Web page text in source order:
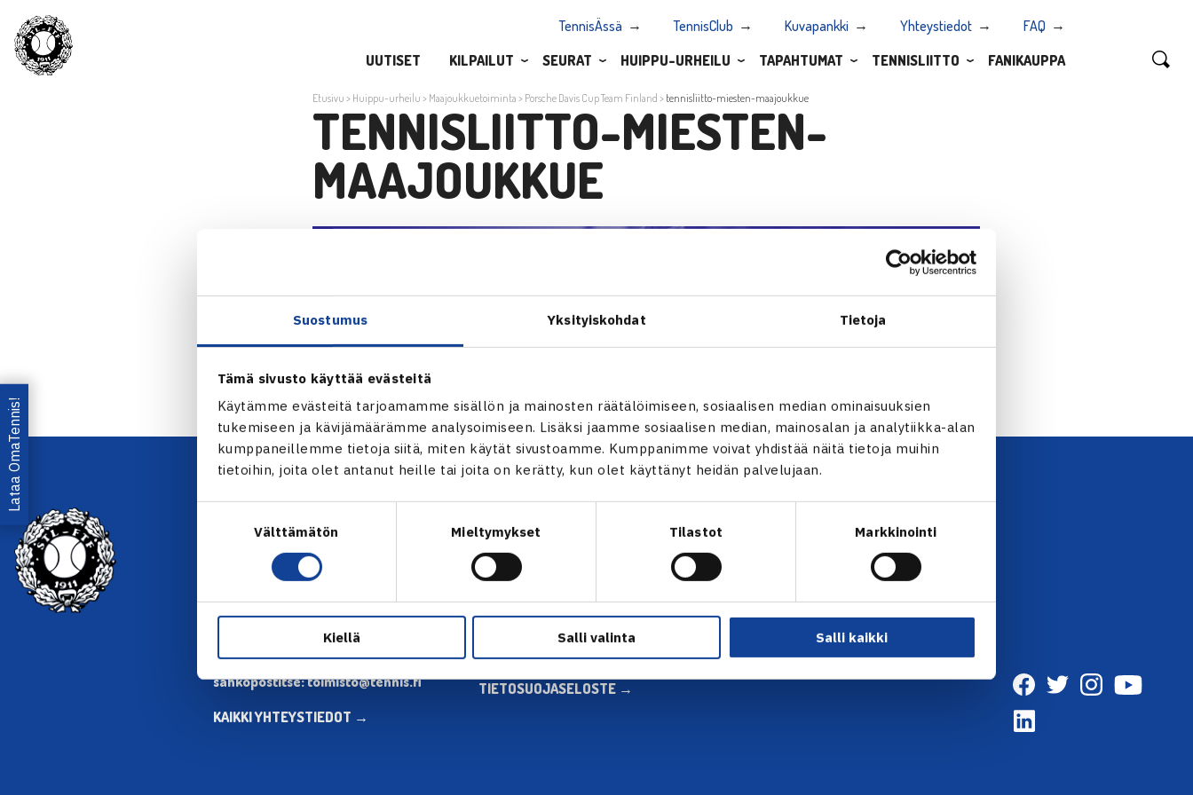
Suostumus Yksityiskohdat Tietoja
Tämä sivusto käyttää evästeitä
Käytämme evästeitä tarjoamamme sisällön ja mainosten räätälöimiseen, sosiaalisen median ominaisuuksien
tukemiseen ja kävijämäärämme analysoimiseen. Lisäksi jaamme sosiaalisen median, mainosalan ja analytiikka-alan
kumppaneillemme tietoja siitä, miten käytät sivustoamme. Kumppanimme voivat yhdistää näitä tietoja muihin
tietoihin, joita olet antanut heille tai joita on kerätty, kun olet käyttänyt heidän palvelujaan.
Välttämätön Mieltymykset Tilastot Markkinointi
Kiellä Salli valinta Salli kaikki
TennisÄssä TennisClub Kuvapankki Yhteystiedot
FAQ
UUTISET
KILPAILUT SEURAT HUIPPU-URHEILU TAPAHTUMAT TENNISLIITTO FANIKAUPPA
Etusivu > Huippu-urheilu > Maajoukkuetoiminta > Porsche Davis Cup Team Finland > tennisliitto-miesten-maajoukkue
TENNISLIITTO-MIESTEN-
MAAJOUKKUE
Lataa OmaTennis!
Olympiastadion, Paavo Nurmen tie 1,
00250 Helsinki
Toimiston puhelinajat:
ma-pe klo 10.00-12.00
Muina aikoina olkaa yhteydessä
sähköpostitse: toimisto@tennis.fi
KAIKKI YHTEYSTIEDOT →
ALOITA KILPAILEMINEN →
TENNIKSEN STRATEGIA 2024 →
VASTUULLISUUSOHJELMA →
KUVAPANKKI →
TIETOSUOJASELOSTE →